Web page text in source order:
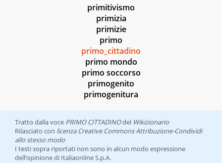
primitivismo
primizia
primizie
primo
primo_cittadino
primo mondo
primo soccorso
primogenito
primogenitura
Tratto dalla voce PRIMO CITTADINOdel Wikizionario
Rilasciato con licenza Creative Commons Attribuzione-Condividi
allo stesso modo
I testi sopra riportati non sono in alcun modo espressione
dell’opinione di Italiaonline S.p.A.